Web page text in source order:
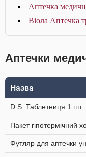
Аптечка
Віола Аптечка
Аптечки
Назва
D.S. Таблетниця 1 шт
Пакет гіпотермічний
Футляр для аптечки